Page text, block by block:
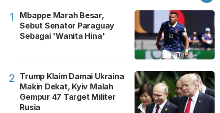
1
Mbappe Marah Besar,
Sebut Senator Paraguay
Sebagai 'Wanita Hina'
2 Trump Klaim Damai Ukraina
Makin Dekat, Kyiv Malah
Gempur 47 Target Militer
Rusia